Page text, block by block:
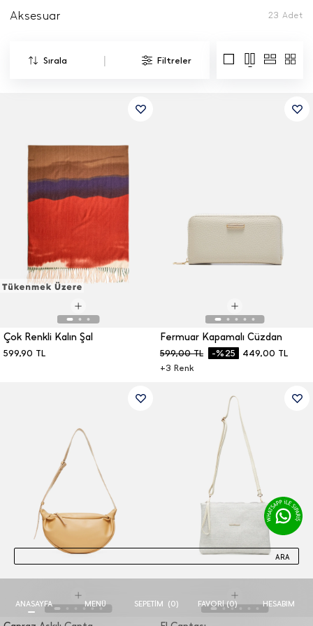
Aksesuar 23 Adet
Sırala | Filtreler
599,90 TL
Çok Renkli Kalın Şal
449,00 TL
-%25
599,00 TL
+3 Renk
Fermuar Kapamalı Cüzdan
ARA
ANASAYFA MENÜ SEPETIM (0) FAVORI (0) HESABIM